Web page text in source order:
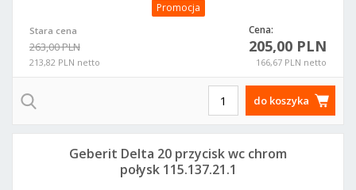
Promocja
Stara cena
263,00 PLN
213,82 PLN netto
Cena:
205,00 PLN
166,67 PLN netto
do koszyka
Geberit Delta 20 przycisk wc chrom
połysk 115.137.21.1